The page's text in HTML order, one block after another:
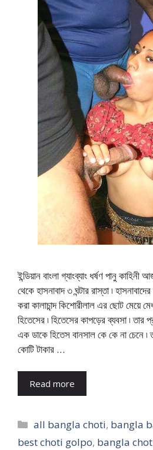
ইন্ডিয়ান বাংলা গ্যাংব্যাং ধর্ষণ পানু কাহিনী
থেকে হাসনাবাদ ৩ ঘন্টার রাস্তা ৷
করা কালাচান্দ কিশোরীলাল এর ছোট মেয়ে
হিতেসের ৷ হিতেসের কাপড়ের ব্যবসা ৷ তার
এক ডাকে হিতেস বানসাল কে কে না চেনে
কোটি টাকার …
Read more
Categories
all bangla choti, bangla
best choti golpo, bangla